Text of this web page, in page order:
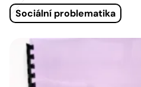
Sociální problematika